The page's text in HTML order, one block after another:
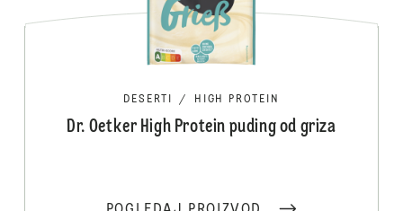
DESERTI / HIGH PROTEIN
Dr. Oetker High Protein puding od griza